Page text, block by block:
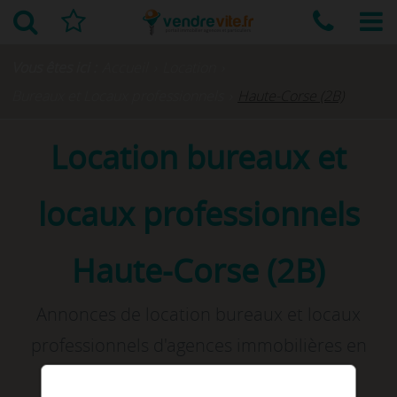
Location bureaux et
locaux professionnels
Haute-Corse (2B)
Haute-Corse. Rechercher et louer votre